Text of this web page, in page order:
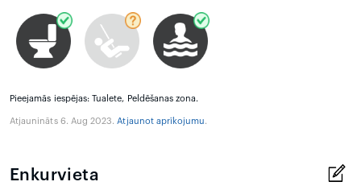
Pieejamās iespējas: Tualete, Peldēšanas zona.
Atjaunināts 6. Aug 2023.Atjaunot aprīkojumu.
Enkurvieta